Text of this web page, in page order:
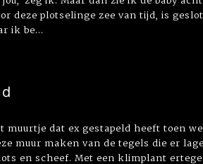
deze plotselinge zee van tijd, is
ik be...
muurtje dat ex gestapeld heeft toen
muur maken van de tegels die er
en scheef. Met een klimplant